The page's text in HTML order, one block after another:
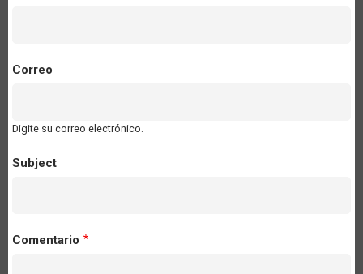
Correo
Digite su correo electrónico.
Subject
Comentario